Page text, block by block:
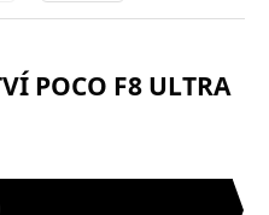
POCO F8 ULTRA